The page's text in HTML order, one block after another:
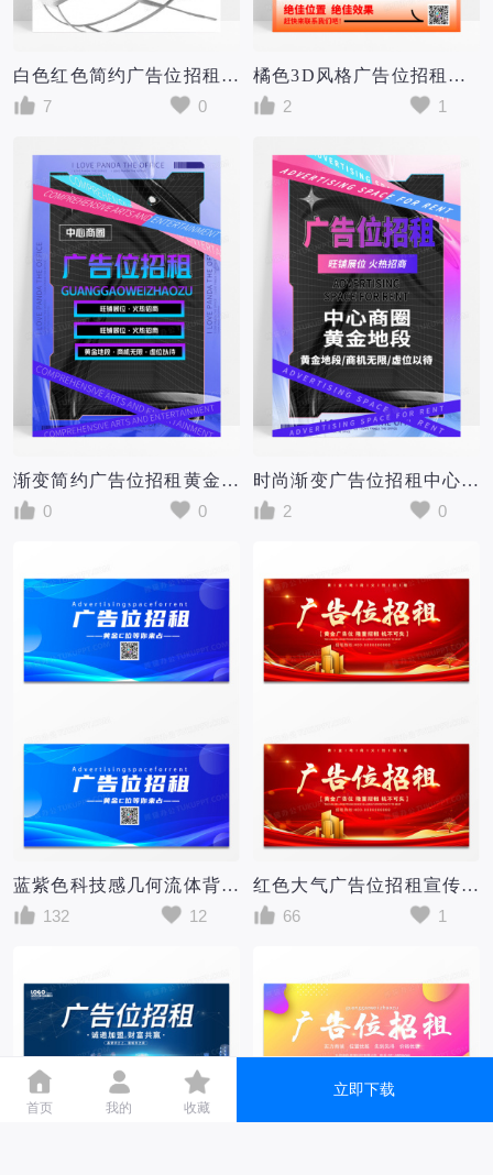
白色红色简约广告位招租沙发海报宣传模板
7
0
橘色3D风格广告位招租广告招商宣传海报广告位招商海报
2
1
渐变简约广告位招租黄金地段招租海报
0
0
时尚渐变广告位招租中心商圈黄金地段宣传海报
2
0
蓝紫色科技感几何流体背景广告位招租展板设计
132
12
红色大气广告位招租宣传展板设计招商
66
1
首页 我的 收藏
立即下载